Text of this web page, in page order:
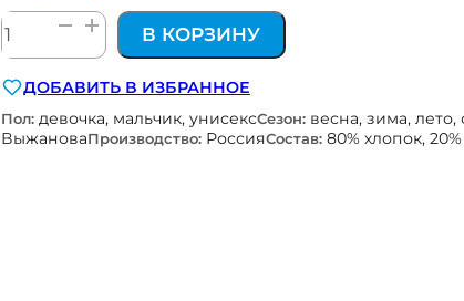
Количество
товара
кружевной
с
бантом
В КОРЗИНУ
ДОБАВИТЬ В ИЗБРАННОЕ
Пол: девочка, мальчик, унисексСезон: весна, зима, лето,
ВыжановаПроизводство: РоссияСостав: 80% хлопок,